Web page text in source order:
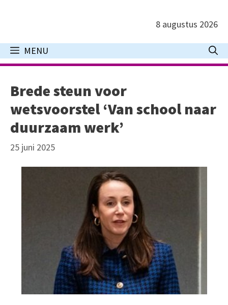
inhoud
8 augustus 2026
MENU
Brede steun voor
wetsvoorstel ‘Van school naar
duurzaam werk’
25 juni 2025